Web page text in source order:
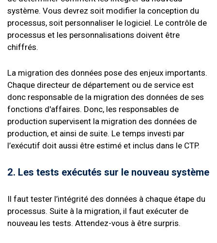
système. Vous devrez soit modifier la conception du
processus, soit personnaliser le logiciel. Le contrôle de
processus et les personnalisations doivent être
chiffrés.
La migration des données pose des enjeux importants.
Chaque directeur de département ou de service est
donc responsable de la migration des données de ses
fonctions d'affaires. Donc, les responsables de
production supervisent la migration des données de
production, et ainsi de suite. Le temps investi par
l’exécutif doit aussi être estimé et inclus dans le CTP.
2. Les tests exécutés sur le nouveau système
Il faut tester l’intégrité des données à chaque étape du
processus. Suite à la migration, il faut exécuter de
nouveau les tests. Attendez-vous à être surpris.